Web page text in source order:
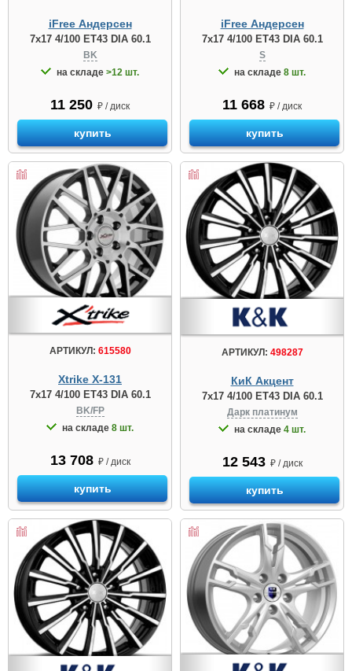
iFree Андерсен
7x17 4/100 ET43 DIA 60.1
BK
на складе >12 шт.
11 250 ₽ / диск
купить
iFree Андерсен
7x17 4/100 ET43 DIA 60.1
S
на складе 8 шт.
11 668 ₽ / диск
купить
АРТИКУЛ: 615580
Xtrike X-131
7x17 4/100 ET43 DIA 60.1
BK/FP
на складе 8 шт.
13 708 ₽ / диск
купить
АРТИКУЛ: 498287
КиК Акцент
7x17 4/100 ET43 DIA 60.1
Дарк платинум
на складе 4 шт.
12 543 ₽ / диск
купить